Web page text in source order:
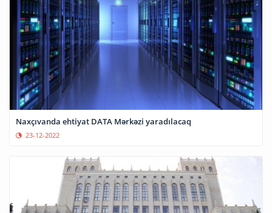
Naxçıvanda ehtiyat DATA Mərkəzi yaradılacaq
23-12-2022